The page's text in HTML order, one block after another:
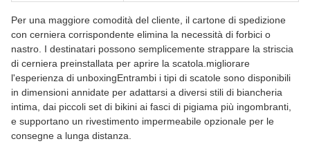
Per una maggiore comodità del cliente, il cartone di spedizione
con cerniera corrispondente elimina la necessità di forbici o
nastro. I destinatari possono semplicemente strappare la striscia
di cerniera preinstallata per aprire la scatola.migliorare
l'esperienza di unboxingEntrambi i tipi di scatole sono disponibili
in dimensioni annidate per adattarsi a diversi stili di biancheria
intima, dai piccoli set di bikini ai fasci di pigiama più ingombranti,
e supportano un rivestimento impermeabile opzionale per le
consegne a lunga distanza.